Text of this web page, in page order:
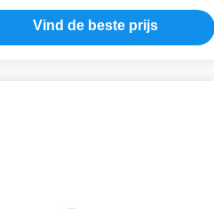
Wolframcarbide Frees 6 mm
Schacht Dremel Boor Bits
Vind de beste prijs